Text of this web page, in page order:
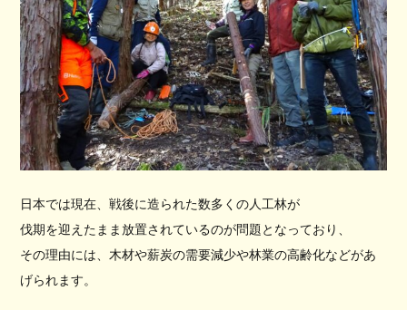
日本では現在、戦後に造られた数多くの人工林が
伐期を迎えたまま放置されているのが問題となっており、
その理由には、木材や薪炭の需要減少や林業の高齢化などがあ
げられます。